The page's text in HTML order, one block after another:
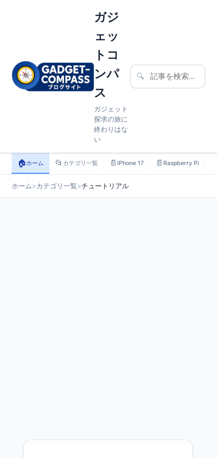
ガジ
ェッ
トコ
ンパ
ス
ガジェット
探求の旅に
終わりはな
い
🔍
🏠ホーム 📂 カテゴリ一覧 📄 iPhone 17 📄 Raspberry Pi
ホーム>カテゴリ一覧>チュートリアル